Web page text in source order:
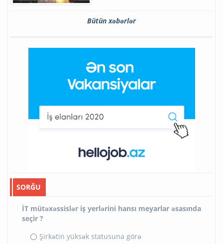
Bütün xəbərlər
SORĞU
İT mütəxəssislər iş yerlərini hansı meyarlar əsasında
seçir ?
Şirkətin yüksək statusuna görə